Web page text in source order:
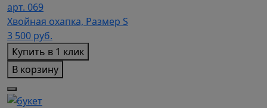
арт. 069
Хвойная охапка, Размер S
3 500 руб.
Купить в 1 клик
В корзину